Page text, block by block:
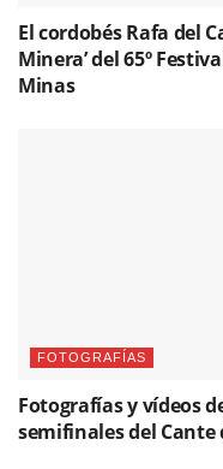
El cordobés Rafa del
Minera’ del 65º
Minas
FOTOGRAFÍAS
Fotografías y vídeos
semifinales del Cante